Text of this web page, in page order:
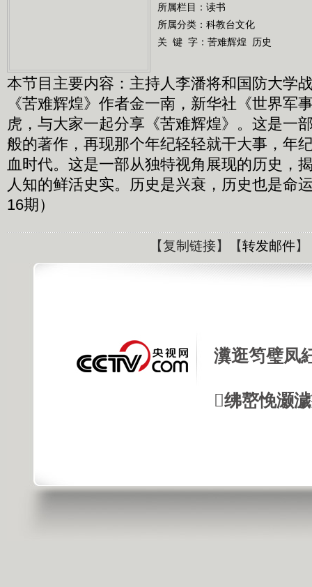
所属栏目： 读书
所属分类：科教台文化
关 键 字： 苦难辉煌 历史
本节目主要内容：主持人李潘将和国防大学
《苦难辉煌》作者金一南，新华社《世界军
虎，与大家一起分享《苦难辉煌》。这是一
般的著作，再现那个年纪轻轻就干大事，年
血时代。这是一部从独特视角展现的历史，
人知的鲜活史实。历史是兴衰，历史也是命
16期）
【复制链接】【转发邮件】
瀵逛笉璧凤
绋嶅悗灏